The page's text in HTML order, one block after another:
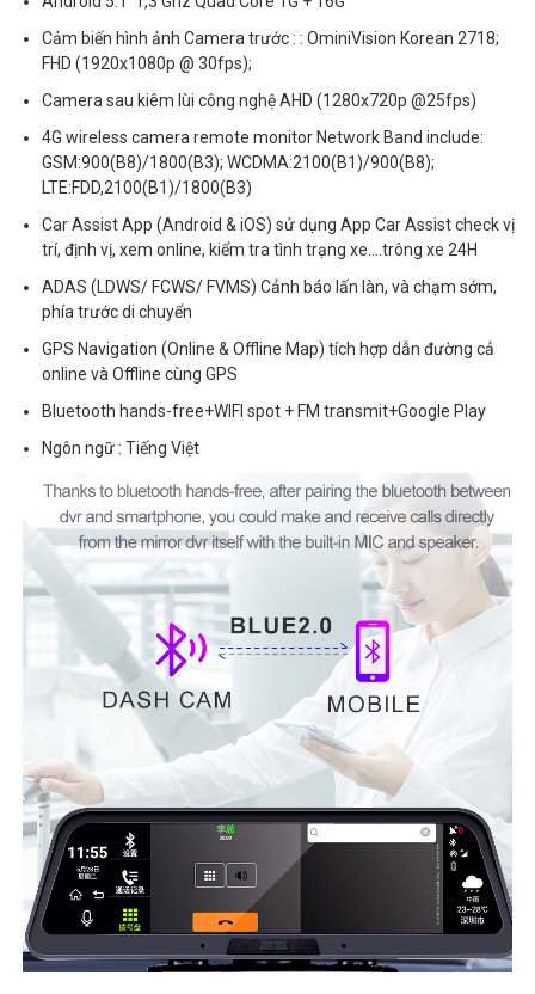
Cảm biến hình ảnh Camera trước : : OminiVision Korean 2718;
FHD (1920x1080p @ 30fps);
Camera sau kiêm lùi công nghệ AHD (1280x720p @25fps)
4G wireless camera remote monitor Network Band include:
GSM:900(B8)/1800(B3); WCDMA:2100(B1)/900(B8);
LTE:FDD,2100(B1)/1800(B3)
Car Assist App (Android & iOS) sử dụng App Car Assist check vị
trí, định vị, xem online, kiểm tra tình trạng xe....trông xe 24H
ADAS (LDWS/ FCWS/ FVMS) Cảnh báo lấn làn, và chạm sớm,
phía trước di chuyển
GPS Navigation (Online & Offline Map) tích hợp dẫn đường cả
online và Offline cùng GPS
Bluetooth hands-free+WIFI spot + FM transmit+Google Play
Ngôn ngữ : Tiếng Việt